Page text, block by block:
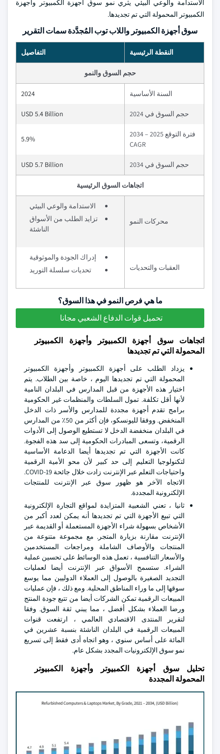
الاستدامة والوعي البيئي يثري نمو سوق أجهزة الكمبيوتر وأجهزة
الكمبيوتر المحمولة التي تم تجديدها.
سوق أجهزة الكمبيوتر واللاب توب المُجدَّدة سمات التقرير
النقطة الرئيسية التفاصيل
حجم السوق والنمو
السنة الأساسية 2024
حجم السوق في 2024 USD 5.4 Billion
فترة التوقع 2025 – 2034
CAGR
5.9%
حجم السوق في 2034 USD 5.7 Billion
اتجاهات السوق الرئيسية
محركات النمو
الاستدامة والوعي البيئي
تزايد الطلب من الأسواق
الناشئة
العقبات والتحديات
إدراك الجودة والموثوقية
تحديات سلسلة التوريد
ما هي فرص النمو في هذا السوق؟
تحميل قوات الدفاع الشعبي مجانا
اتجاهات سوق أجهزة الكمبيوتر وأجهزة الكمبيوتر
المحمولة التي تم تجديدها
يزداد الطلب على أجهزة الكمبيوتر وأجهزة الكمبيوتر
المحمولة التي تم تجديدها اليوم ، خاصة بين الطلاب. يتم
اختيار هذه الأجهزة من قبل المدارس في البلدان النامية
لأنها أقل تكلفة. تمول السلطات والمنظمات غير الحكومية
برامج تقدم أجهزة مجددة للمدارس والأسر ذات الدخل
المنخفض. ووفقا لليونسكو، فإن أكثر من 50٪ من المدارس
في البلدان منخفضة الدخل لا تستطيع الوصول إلى الأدوات
الرقمية، وتسعى المبادرات الحكومية إلى سد هذه الفجوة.
كانت الأجهزة التي تم تجديدها أيضا الدعامة الأساسية
لتكنولوجيا التعليم إلى حد كبير لأن محو الأمية الرقمية
واحتياجات التعلم عبر الإنترنت زادت خلال جائحة COVID-19.
الاتجاه الآخر هو ظهور سوق عبر الإنترنت للمنتجات
الإلكترونية المجددة.
ثانيا ، تعني الشعبية المتزايدة لمواقع التجارة الإلكترونية
التي تبيع الأجهزة التي تم تجديدها أنه يمكن لعدد أكبر من
الأشخاص بسهولة شراء الأجهزة المستعملة أو القديمة عبر
الإنترنت مقارنة بزيارة المتجر. مع مجموعة متنوعة من
المنتجات والأوصاف الشاملة ومراجعات المستخدمين
والأسعار التنافسية ، تعمل هذه الوسائط على تحسين عملية
الشراء. ستسمح الأسواق عبر الإنترنت أيضا لعمليات
التجديد الصغيرة بالوصول إلى العملاء الدوليين مما يوسع
سوقها إلى ما وراء المناطق المحلية. ومع ذلك ، فإن عمليات
المبيعات الرقمية تمكن الشركات أيضا من تتبع جودة المنتج
ورضا العملاء بشكل أفضل ، مما يبني ثقة السوق. وفقا
لتقرير المنتدى الاقتصادي العالمي ، ارتفعت قنوات
المبيعات الرقمية في البلدان الناشئة بنسبة عشرين في
المائة على أساس سنوي ، وهو اتجاه أدى فقط إلى تسريع
نمو سوق الإلكترونيات المجدد بشكل عام.
تحليل سوق أجهزة الكمبيوتر وأجهزة الكمبيوتر
المحمولة المجددة